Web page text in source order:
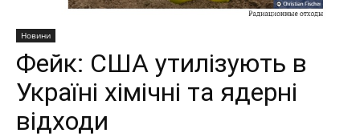
Новини
Фейк: США утилізують в
Україні хімічні та ядерні
відходи